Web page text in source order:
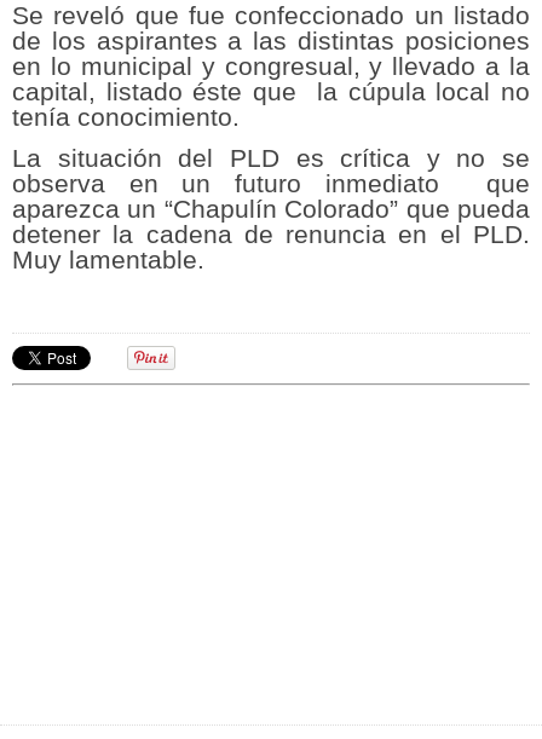
Se reveló que fue confeccionado un listado
de los aspirantes a las distintas posiciones
en lo municipal y congresual, y llevado a la
capital, listado éste que la cúpula local no
tenía conocimiento.
La situación del PLD es crítica y no se
observa en un futuro inmediato que
aparezca un “Chapulín Colorado” que pueda
detener la cadena de renuncia en el PLD.
Muy lamentable.